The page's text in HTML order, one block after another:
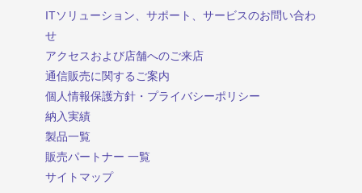
ITソリューション、サポート、サービスのお問い合わ
せ
アクセスおよび店舗へのご来店
通信販売に関するご案内
個人情報保護方針・プライバシーポリシー
納入実績
製品一覧
販売パートナー 一覧
サイトマップ